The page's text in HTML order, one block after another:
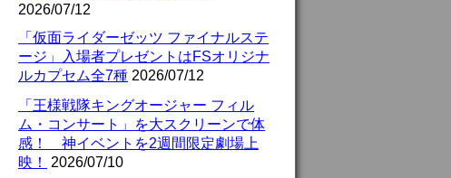
2026/07/12
「仮面ライダーゼッツ ファイナルステ
ージ」入場者プレゼントはFSオリジナ
ルカプセム全7種 2026/07/12
「王様戦隊キングオージャー フィル
ム・コンサート」を大スクリーンで体
感！ 神イベントを2週間限定劇場上
映！
2026/07/10